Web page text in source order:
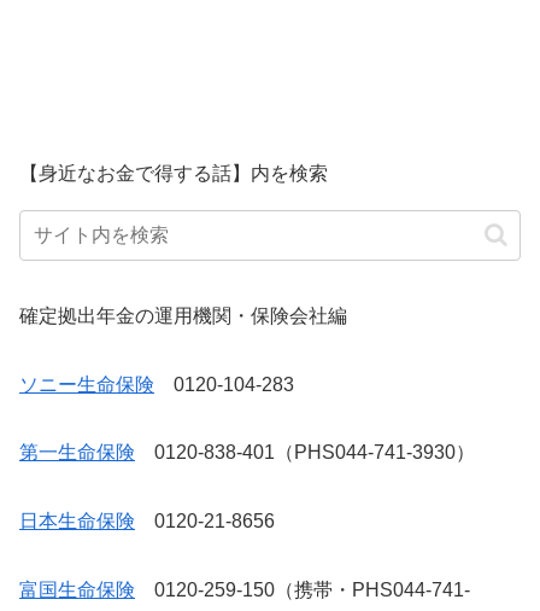
【身近なお金で得する話】内を検索
確定拠出年金の運用機関・保険会社編
ソニー生命保険 0120-104-283
第一生命保険 0120-838-401（PHS044-741-3930）
日本生命保険 0120-21-8656
富国生命保険 0120-259-150（携帯・PHS044-741-